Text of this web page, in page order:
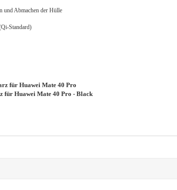
und Abmachen der Hülle
Standard)
für Huawei Mate 40 Pro
für Huawei Mate 40 Pro - Black